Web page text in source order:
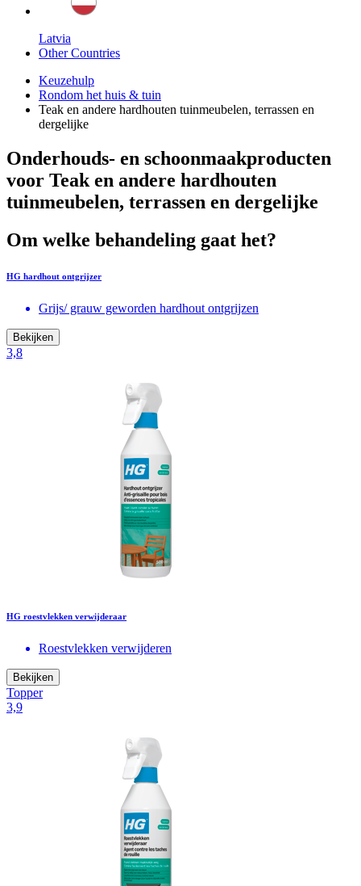
Latvia
Other Countries
Keuzehulp
Rondom het huis & tuin
Teak en andere hardhouten tuinmeubelen, terrassen en
dergelijke
Onderhouds- en schoonmaakproducten
voor Teak en andere hardhouten
tuinmeubelen, terrassen en dergelijke
Om welke behandeling gaat het?
HG hardhout ontgrijzer
Grijs/ grauw geworden hardhout ontgrijzen
Bekijken
3,8
HG roestvlekken verwijderaar
Roestvlekken verwijderen
Bekijken
Topper
3,9